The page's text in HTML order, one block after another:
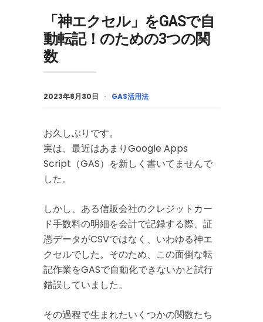
「神エクセル」をGASで自
動転記！のための3つの関
数
2023年8月30日 GAS活用法
お久しぶりです。
実は、最近はあまりGoogle Apps
Script（GAS）を新しく書いてませんで
した。
しかし、ある信販会社のクレジットカー
ド手数料の明細を会計で記録する際、証
憑データがCSVではなく、いわゆる神エ
クセルでした。そのため、この面倒な転
記作業をGASで自動化できないかと試行
錯誤していました。
その過程で生まれたいくつかの関数たち